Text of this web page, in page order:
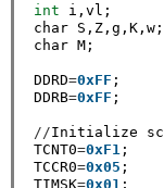
int i,vl;
char S,Z,g,K,w;
char M;
DDRD=0xFF ;
DDRB=0xFF ;
//Initialize
TCNT0=0xF1 ;
TCCR0=0x05 ;
TIMSK=0x01 ;